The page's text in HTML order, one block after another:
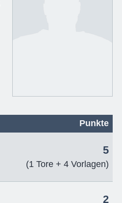
Punkte
5
(1 Tore + 4 Vorlagen)
2